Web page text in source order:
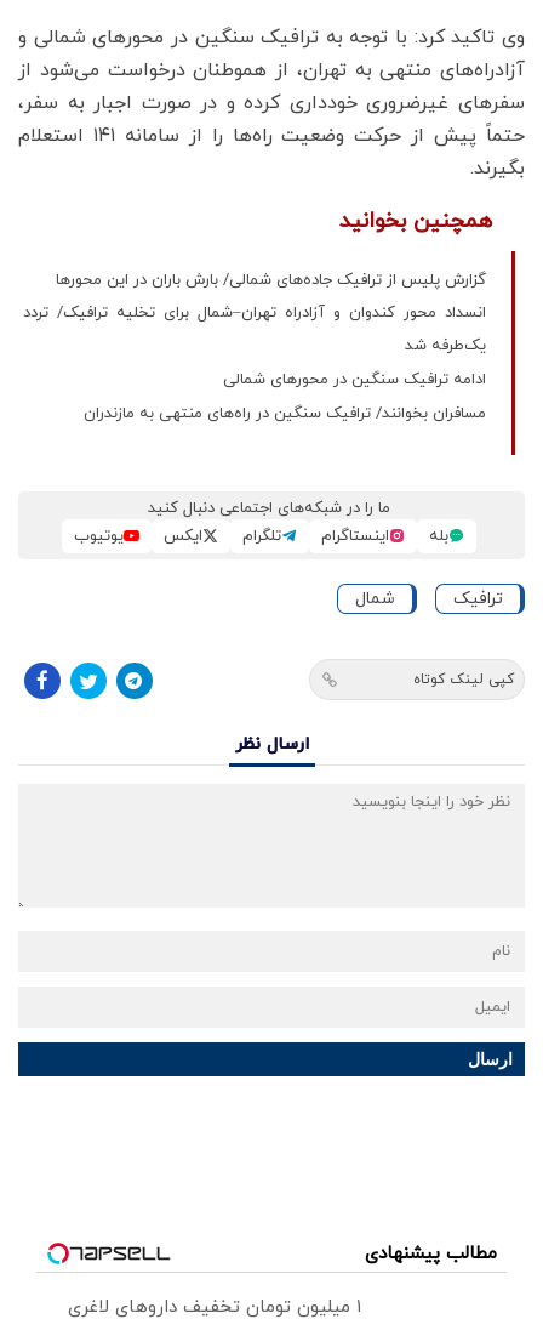
وی تاکید کرد: با توجه به ترافیک سنگین در محورهای شمالی و
آزادراه‌های منتهی به تهران، از هموطنان درخواست می‌شود از
سفرهای غیرضروری خودداری کرده و در صورت اجبار به سفر،
حتماً پیش از حرکت وضعیت راه‌ها را از سامانه ۱۴۱ استعلام
بگیرند.
همچنین بخوانید
گزارش پلیس از ترافیک جاده‌های شمالی/ بارش باران در این محورها
انسداد محور کندوان و آزادراه تهران–شمال برای تخلیه ترافیک/ تردد
یک‌طرفه شد
ادامه ترافیک سنگین در محورهای شمالی
مسافران بخوانند/ ترافیک سنگین در راه‌های منتهی به مازندران
ما را در شبکه‌های اجتماعی دنبال کنید
بله
اینستاگرام تلگرام ایکس یوتیوب
ترافیک شمال
کپی لینک کوتاه
ارسال نظر
ارسال
مطالب پیشنهادی
۱ میلیون تومان تخفیف داروهای لاغری